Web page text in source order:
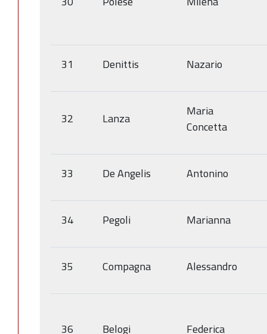
31 Denittis Nazario
32 Lanza
Maria
Concetta
33 De Angelis Antonino
34 Pegoli Marianna
35 Compagna Alessandro
36 Belogi Federica